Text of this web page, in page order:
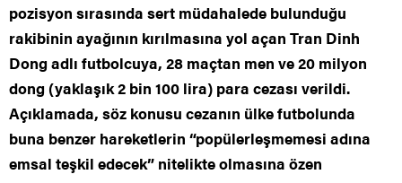
pozisyon sırasında sert müdahalede bulunduğu
rakibinin ayağının kırılmasına yol açan Tran Dinh
Dong adlı futbolcuya, 28 maçtan men ve 20 milyon
dong (yaklaşık 2 bin 100 lira) para cezası verildi.
Açıklamada, söz konusu cezanın ülke futbolunda
buna benzer hareketlerin “popülerleşmemesi adına
emsal teşkil edecek” nitelikte olmasına özen